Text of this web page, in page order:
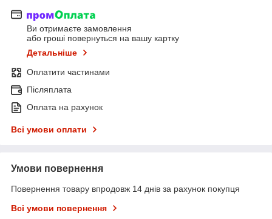
Ви отримаєте замовлення
або гроші повернуться на вашу картку
Детальніше
Оплатити частинами
Післяплата
Оплата на рахунок
Всі умови оплати
Умови повернення
Повернення товару впродовж 14 днів за рахунок покупця
Всі умови повернення